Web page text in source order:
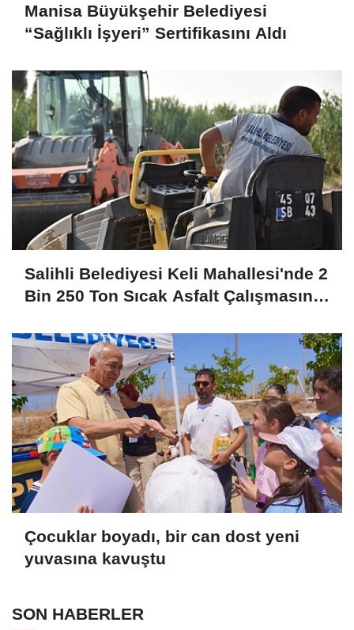
Manisa Büyükşehir Belediyesi
“Sağlıklı İşyeri” Sertifikasını Aldı
Salihli Belediyesi Keli Mahallesi'nde 2
Bin 250 Ton Sıcak Asfalt Çalışmasını
Çocuklar boyadı, bir can dost yeni
yuvasına kavuştu
SON HABERLER